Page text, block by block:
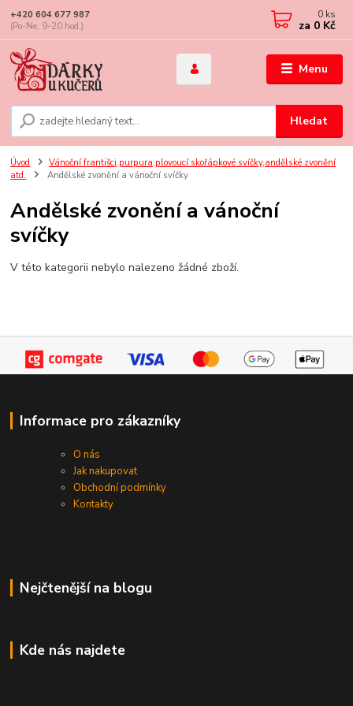
Menu
Hledat
+420 604 677 987
(Po-Ne, 9-20 hod.)
0 ks
za 0 Kč
Úvod
Vánoční františci,purpura,plovoucí skořápkové svíčky,andělské zvonění
atd.
Andělské zvonění a vánoční svíčky
Andělské zvonění a vánoční
svíčky
V této kategorii nebylo nalezeno žádné zboží.
Informace pro zákazníky
O nás
Jak nakupovat
Obchodní podmínky
Kontakty
Nejčtenější na blogu
Kde nás najdete